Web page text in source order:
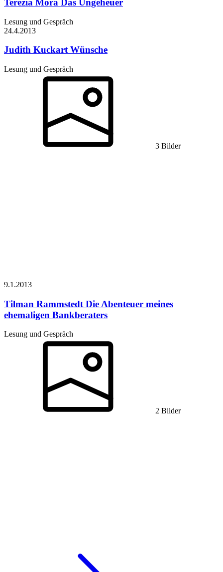
Terézia Mora Das Ungeheuer
Lesung und Gespräch
24.4.2013
Judith Kuckart Wünsche
Lesung und Gespräch
3 Bilder
9.1.2013
Tilman Rammstedt Die Abenteuer meines
ehemaligen Bankberaters
Lesung und Gespräch
2 Bilder